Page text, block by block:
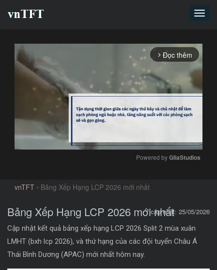
arrow_forward_ios Đọc thêm
Powered by GliaStudios
vnTFT › Bảng Xếp Hạng LCP 2026 mới nhất
Bảng Xếp Hạng LCP 2026 mới nhấtcập nhật: 25/05/2026
Cập nhật kết quả bảng xếp hạng LCP 2026 Split 2 mùa xuân
LMHT (bxh lcp 2026), và thứ hạng của các đội tuyển Châu Á
Thái Bình Dương (APAC) mới nhất hôm nay.